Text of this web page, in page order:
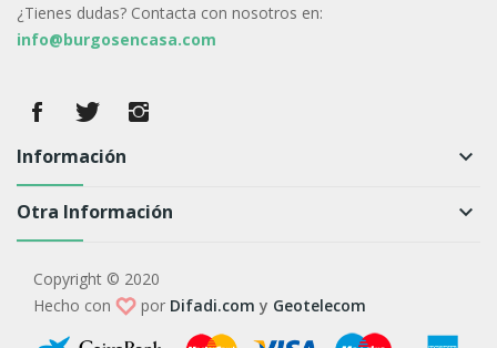
¿Tienes dudas? Contacta con nosotros en:
info@burgosencasa.com
Información keyboard_arrow_down
Otra Información keyboard_arrow_down
Copyright © 2020
Hecho con
por Difadi.com y Geotelecom